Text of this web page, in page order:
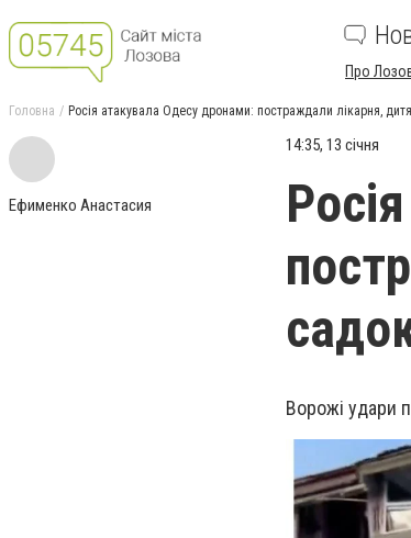
Про
Головна Росія атакувала Одесу дронами: постраждали лікарня,
Ефименко Анастасия
14:35, 13 січня
Ворожі удари